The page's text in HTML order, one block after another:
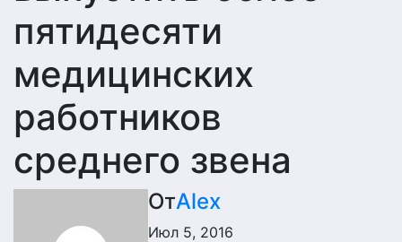
пятидесяти
медицинских
работников
среднего звена
ОтAlex
Июл 5, 2016